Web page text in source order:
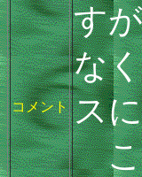
コメント
す
な
ス
こ